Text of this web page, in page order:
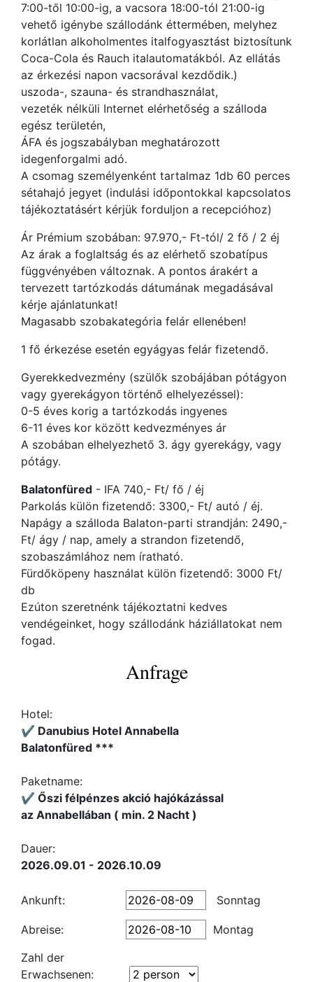
7:00-től 10:00-ig, a vacsora 18:00-tól 21:00-ig
vehető igénybe szállodánk éttermében, melyhez
korlátlan alkoholmentes italfogyasztást biztosítunk
Coca-Cola és Rauch italautomatákból. Az ellátás
az érkezési napon vacsorával kezdődik.)
uszoda-, szauna- és strandhasználat,
vezeték nélküli Internet elérhetőség a szálloda
egész területén,
ÁFA és jogszabályban meghatározott
idegenforgalmi adó.
A csomag személyenként tartalmaz 1db 60 perces
sétahajó jegyet (indulási időpontokkal kapcsolatos
tájékoztatásért kérjük forduljon a recepcióhoz)
Ár Prémium szobában: 97.970,- Ft-tól/ 2 fő / 2 éj
Az árak a foglaltság és az elérhető szobatípus
függvényében változnak. A pontos árakért a
tervezett tartózkodás dátumának megadásával
kérje ajánlatunkat!
Magasabb szobakategória felár ellenében!
1 fő érkezése esetén egyágyas felár fizetendő.
Gyerekkedvezmény (szülők szobájában pótágyon
vagy gyerekágyon történő elhelyezéssel):
0-5 éves korig a tartózkodás ingyenes
6-11 éves kor között kedvezményes ár
A szobában elhelyezhető 3. ágy gyerekágy, vagy
pótágy.
Balatonfüred - IFA 740,- Ft/ fő / éj
Parkolás külön fizetendő: 3300,- Ft/ autó / éj.
Napágy a szálloda Balaton-parti strandján: 2490,-
Ft/ ágy / nap, amely a strandon fizetendő,
szobaszámlához nem íratható.
Fürdőköpeny használat külön fizetendő: 3000 Ft/
db
Ezúton szeretnénk tájékoztatni kedves
vendégeinket, hogy szállodánk háziállatokat nem
fogad.
Anfrage
Hotel:
✔️ Danubius Hotel Annabella
Balatonfüred ***
Paketname:
✔️ Őszi félpénzes akció hajókázással
az Annabellában ( min. 2 Nacht )
Dauer:
2026.09.01 - 2026.10.09
Ankunft: Sonntag
Abreise:
Montag
Zahl der
Erwachsenen: